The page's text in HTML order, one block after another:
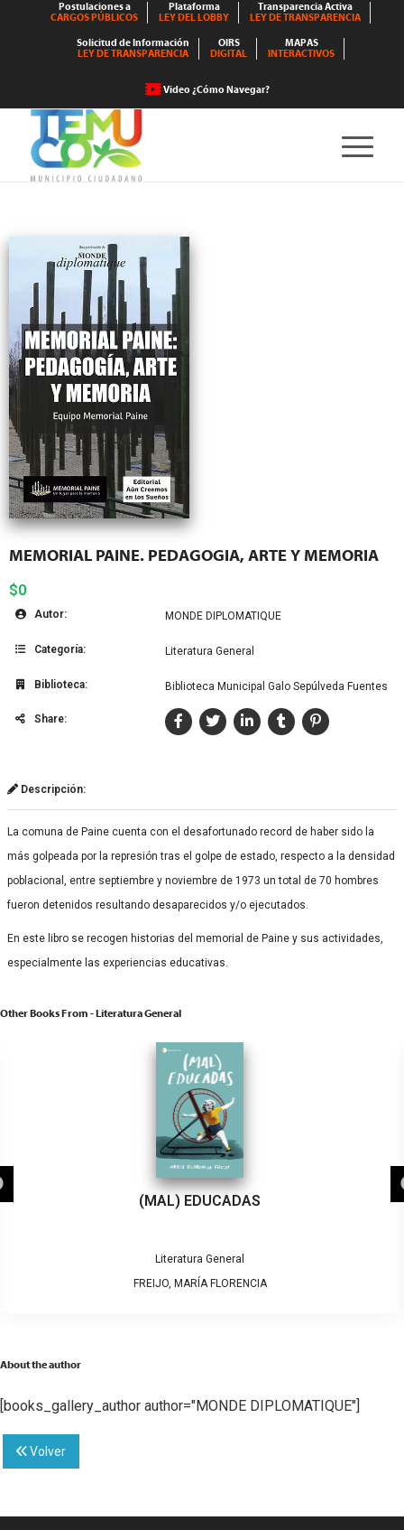
Postulaciones a
CARGOS PÚBLICOS
Plataforma
LEY DEL LOBBY
Transparencia Activa
LEY DE TRANSPARENCIA
Solicitud de Información
LEY DE TRANSPARENCIA
OIRS
DIGITAL
MAPAS
INTERACTIVOS
Video ¿Cómo Navegar?
MEMORIAL PAINE. PEDAGOGIA, ARTE Y MEMORIA
$0
Autor: MONDE DIPLOMATIQUE
Categoría: Literatura General
Biblioteca: Biblioteca Municipal Galo Sepúlveda Fuentes
Share:
Descripción:
La comuna de Paine cuenta con el desafortunado record de haber sido la
más golpeada por la represión tras el golpe de estado, respecto a la densidad
poblacional, entre septiembre y noviembre de 1973 un total de 70 hombres
fueron detenidos resultando desaparecidos y/o ejecutados.
En este libro se recogen historias del memorial de Paine y sus actividades,
especialmente las experiencias educativas.
Other Books From - Literatura General
(MAL) EDUCADAS
Literatura General
FREIJO, MARÍA FLORENCIA
About the author
[books_gallery_author author="MONDE DIPLOMATIQUE"]
Volver